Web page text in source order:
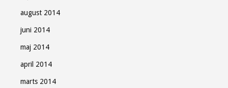
august 2014
juni 2014
maj 2014
april 2014
marts 2014